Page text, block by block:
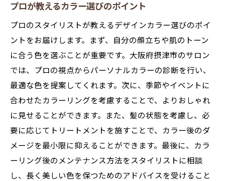
プロが教えるカラー選びのポイント
プロのスタイリストが教えるデザインカラー選びのポイ
ントをお届けします。まず、自分の顔立ちや肌のトーン
に合う色を選ぶことが重要です。大阪府摂津市のサロン
では、プロの視点からパーソナルカラーの診断を行い、
最適な色を提案してくれます。次に、季節やイベントに
合わせたカラーリングを考慮することで、よりおしゃれ
に見せることができます。また、髪の状態を考慮し、必
要に応じてトリートメントを施すことで、カラー後のダ
メージを最小限に抑えることができます。最後に、カラ
ーリング後のメンテナンス方法をスタイリストに相談
し、長く美しい色を保つためのアドバイスを受けること